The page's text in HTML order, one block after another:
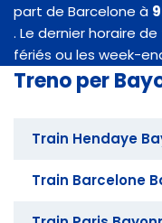
part de Barcelone à
. Le dernier horaire
fériés ou les week-
Treno per
Train Hendaye
Train Barcelone